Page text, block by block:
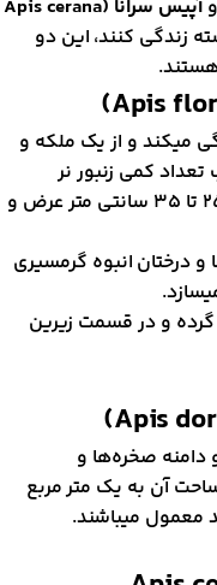
آپیس سرانا (Apis cerana
زندگی کنند، این دو
Apis
)
میکند و از یک ملکه و
کمی زنبور نر
تشکیل میشود، فقط یک شان در اندازه 25 تا 35 سانتی متر عرض و
و درختان انبوه گرمسیری
و در قسمت زیرین
Apis
)
صخره‌ها و
آن به یک متر مربع
معمول میباشند.